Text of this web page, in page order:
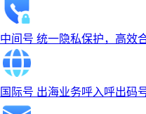
中间号 统一隐私保护，高效
国际号 出海业务呼入呼出码